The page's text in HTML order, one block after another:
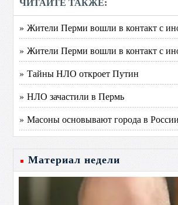
ЧИТАЙТЕ ТАКЖЕ:
» Жители Перми вошли в контакт с
» Жители Перми вошли в контакт с
» Тайны НЛО откроет Путин
» НЛО зачастили в Пермь
» Масоны основывают города в России
Материал недели